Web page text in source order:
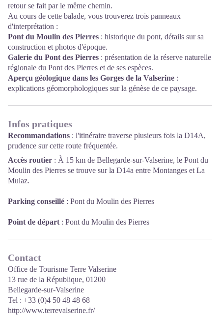
retour se fait par le même chemin.
Au cours de cette balade, vous trouverez trois panneaux
d'interprétation :
Pont du Moulin des Pierres : historique du pont, détails sur sa
construction et photos d'époque.
Galerie du Pont des Pierres : présentation de la réserve naturelle
régionale du Pont des Pierres et de ses espèces.
Aperçu géologique dans les Gorges de la Valserine :
explications géomorphologiques sur la génèse de ce paysage.
Infos pratiques
Recommandations : l'itinéraire traverse plusieurs fois la D14A,
prudence sur cette route fréquentée.
Accès routier : À 15 km de Bellegarde-sur-Valserine, le Pont du
Moulin des Pierres se trouve sur la D14a entre Montanges et La
Mulaz.
Parking conseillé : Pont du Moulin des Pierres
Point de départ : Pont du Moulin des Pierres
Contact
Office de Tourisme Terre Valserine
13 rue de la République, 01200
Bellegarde-sur-Valserine
Tel : +33 (0)4 50 48 48 68
http://www.terrevalserine.fr/